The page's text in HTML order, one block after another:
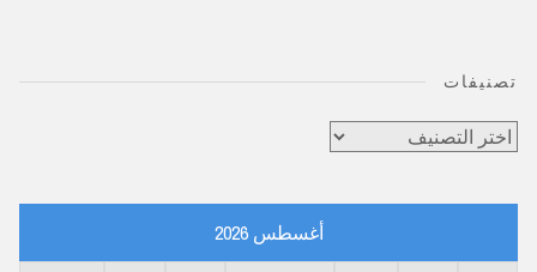
تصنيفات
تصنيفات
أغسطس 2026